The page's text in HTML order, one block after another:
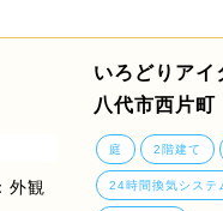
いろどりアイ
八代市西片町
庭 2階建て
24時間換気システ